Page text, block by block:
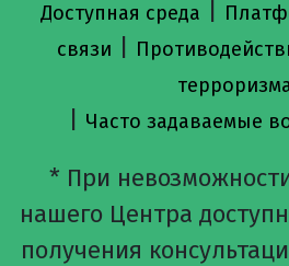
Доступная среда
связи
Часто задаваемые
* При
нашего Центра
получения